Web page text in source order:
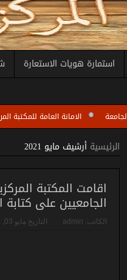
استمارة هويات الاستعارة
الامانة العامة للمكتبة المركزية
شعبة تطوير المكتبات الجامعية في
الرئيسية أرشيف مايو 2021
اقامت المكتبة
الجامعيين على كتابة
الكاتب: admin التاريخ مايو 03, 2021